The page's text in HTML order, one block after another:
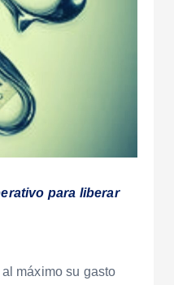
para liberar
máximo su gasto